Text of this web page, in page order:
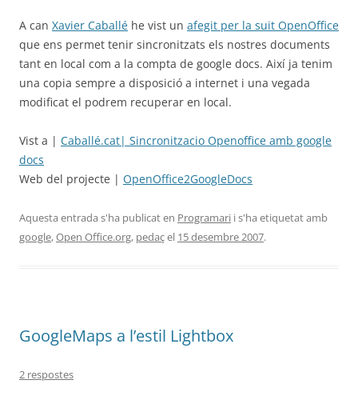
A can Xavier Caballé he vist un afegit per la suit OpenOffice
que ens permet tenir sincronitzats els nostres documents
tant en local com a la compta de google docs. Així ja tenim
una copia sempre a disposició a internet i una vegada
modificat el podrem recuperar en local.
Vist a | Caballé.cat| Sincronitzacio Openoffice amb google
docs
Web del projecte | OpenOffice2GoogleDocs
Aquesta entrada s'ha publicat en Programari i s'ha etiquetat amb
google,Open Office.org, pedaçel 15 desembre 2007.
GoogleMaps a l’estil Lightbox
2 respostes